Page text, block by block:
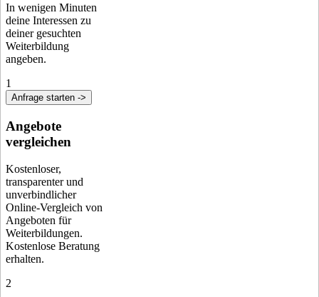
In wenigen Minuten
deine Interessen zu
deiner gesuchten
Weiterbildung
angeben.
1
Anfrage starten ->
Angebote
vergleichen
Kostenloser,
transparenter und
unverbindlicher
Online-Vergleich von
Angeboten für
Weiterbildungen.
Kostenlose Beratung
erhalten.
2